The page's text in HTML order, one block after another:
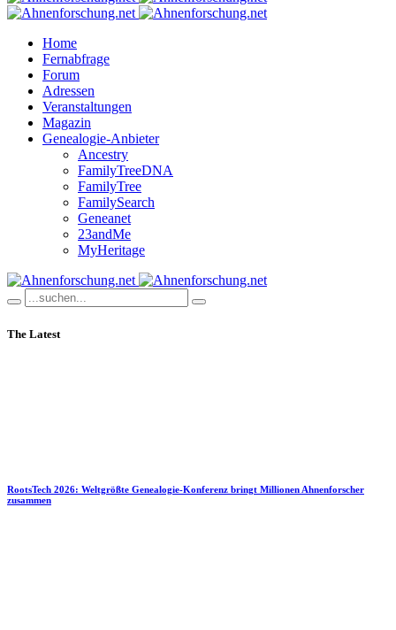
Home
Fernabfrage
Forum
Adressen
Veranstaltungen
Magazin
Genealogie-Anbieter
Ancestry
FamilyTreeDNA
FamilyTree
FamilySearch
Geneanet
23andMe
MyHeritage
The Latest
RootsTech 2026: Weltgrößte Genealogie-Konferenz bringt Millionen Ahnenforscher
zusammen